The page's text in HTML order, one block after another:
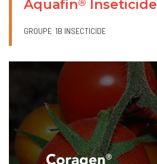
Aquafin® Inseticide
GROUPE 1B INSECTICIDE